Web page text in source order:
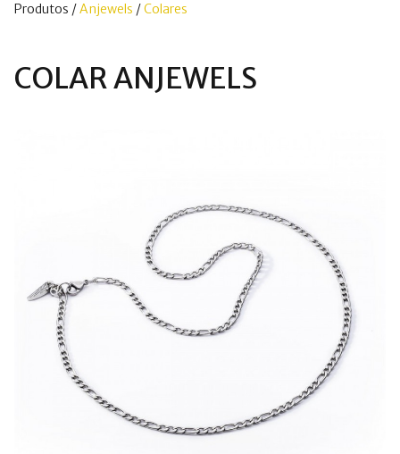
Produtos /Anjewels /Colares
COLAR ANJEWELS